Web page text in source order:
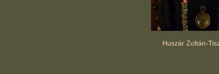
Huszár Zoltán-